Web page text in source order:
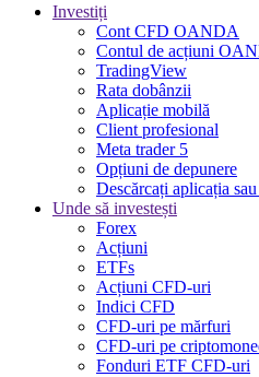
Investiți
Cont CFD OANDA
Contul de acțiuni
TradingView
Rata dobânzii
Aplicație mobilă
Client profesional
Meta trader 5
Opțiuni de depunere
Descărcați aplicația
Unde să investești
Forex
Acțiuni
ETFs
Acțiuni CFD-uri
Indici CFD
CFD-uri pe mărfuri
CFD-uri pe
Fonduri ETF CFD-uri